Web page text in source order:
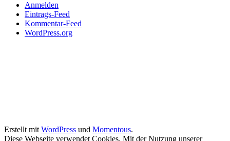
Anmelden
Eintrags-Feed
Kommentar-Feed
WordPress.org
Erstellt mitWordPress und Momentous.
Diese Webseite verwendet Cookies. Mit der Nutzung unserer